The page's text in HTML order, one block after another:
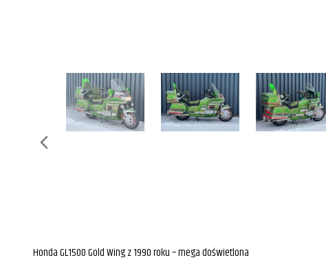
Honda GL1500 Gold Wing z 1990 roku – mega doświetlona